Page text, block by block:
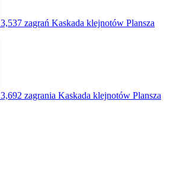
3,537 zagrań Kaskada klejnotów Plansza
3,692 zagrania Kaskada klejnotów Plansza